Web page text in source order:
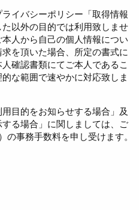
イバシーポリシー「取得情報
以外の目的では利用致しませ
人から自己の個人情報につい
を頂いた場合、所定の書式に
確認書類にてご本人であるこ
な範囲で速やかに対応致しま
目的をお知らせする場合」及
る場合」に関しましては、ご
事務手数料を申し受けます。